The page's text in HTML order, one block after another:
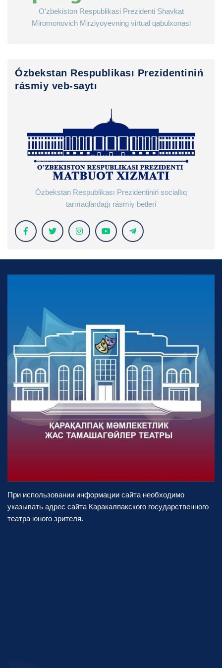
O'zbekiston Respublikasi Prezidenti Shavkat
Miromonovich Mirziyoyevning virtual qabulxonasi
Ózbekstan Respublikası Prezidentiniń
rásmiy veb-saytı
Ózbekstan Respublikası Prezidentiniń sociallıq
tarmaqlardaǵı rásmiy betleri
При использовании информации сайта необходимо
указывать адрес сайта Каракалпакского государственного
театра юного зрителя.